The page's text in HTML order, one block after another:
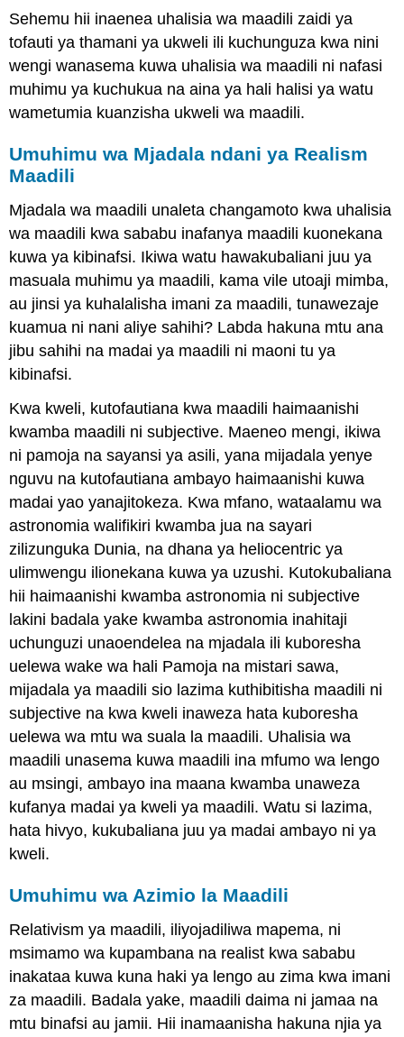
Sehemu hii inaenea uhalisia wa maadili zaidi ya
tofauti ya thamani ya ukweli ili kuchunguza kwa nini
wengi wanasema kuwa uhalisia wa maadili ni nafasi
muhimu ya kuchukua na aina ya hali halisi ya watu
wametumia kuanzisha ukweli wa maadili.
Umuhimu wa Mjadala ndani ya Realism
Maadili
Mjadala wa maadili unaleta changamoto kwa uhalisia
wa maadili kwa sababu inafanya maadili kuonekana
kuwa ya kibinafsi. Ikiwa watu hawakubaliani juu ya
masuala muhimu ya maadili, kama vile utoaji mimba,
au jinsi ya kuhalalisha imani za maadili, tunawezaje
kuamua ni nani aliye sahihi? Labda hakuna mtu ana
jibu sahihi na madai ya maadili ni maoni tu ya
kibinafsi.
Kwa kweli, kutofautiana kwa maadili haimaanishi
kwamba maadili ni subjective. Maeneo mengi, ikiwa
ni pamoja na sayansi ya asili, yana mijadala yenye
nguvu na kutofautiana ambayo haimaanishi kuwa
madai yao yanajitokeza. Kwa mfano, wataalamu wa
astronomia walifikiri kwamba jua na sayari
zilizunguka Dunia, na dhana ya heliocentric ya
ulimwengu ilionekana kuwa ya uzushi. Kutokubaliana
hii haimaanishi kwamba astronomia ni subjective
lakini badala yake kwamba astronomia inahitaji
uchunguzi unaoendelea na mjadala ili kuboresha
uelewa wake wa hali Pamoja na mistari sawa,
mijadala ya maadili sio lazima kuthibitisha maadili ni
subjective na kwa kweli inaweza hata kuboresha
uelewa wa mtu wa suala la maadili. Uhalisia wa
maadili unasema kuwa maadili ina mfumo wa lengo
au msingi, ambayo ina maana kwamba unaweza
kufanya madai ya kweli ya maadili. Watu si lazima,
hata hivyo, kukubaliana juu ya madai ambayo ni ya
kweli.
Umuhimu wa Azimio la Maadili
Relativism ya maadili, iliyojadiliwa mapema, ni
msimamo wa kupambana na realist kwa sababu
inakataa kuwa kuna haki ya lengo au zima kwa imani
za maadili. Badala yake, maadili daima ni jamaa na
mtu binafsi au jamii. Hii inamaanisha hakuna njia ya